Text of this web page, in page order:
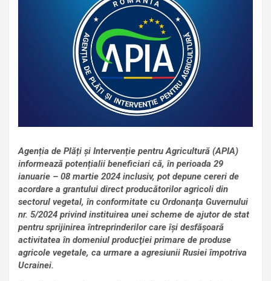
Agenția de Plăți și Intervenție pentru Agricultură (APIA)
informează potențialii beneficiari că, în perioada 29
ianuarie – 08 martie 2024 inclusiv, pot depune cereri de
acordare a grantului direct producătorilor agricoli din
sectorul vegetal, în conformitate cu Ordonanţa Guvernului
nr. 5/2024 privind instituirea unei scheme de ajutor de stat
pentru sprijinirea întreprinderilor care îşi desfăşoară
activitatea în domeniul producţiei primare de produse
agricole vegetale, ca urmare a agresiunii Rusiei împotriva
Ucrainei.